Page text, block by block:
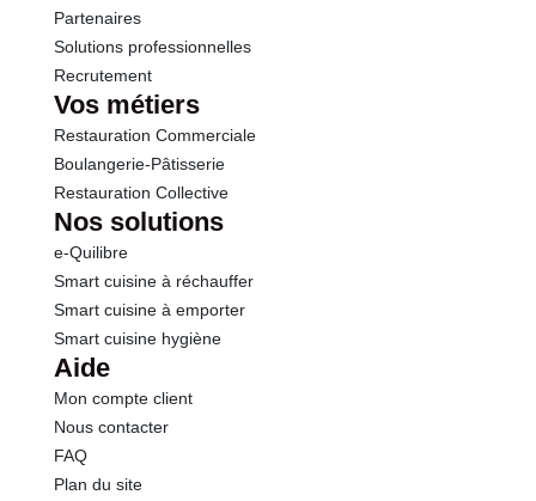
Partenaires
Solutions professionnelles
Recrutement
Vos métiers
Restauration Commerciale
Boulangerie-Pâtisserie
Restauration Collective
Nos solutions
e-Quilibre
Smart cuisine à réchauffer
Smart cuisine à emporter
Smart cuisine hygiène
Aide
Mon compte client
Nous contacter
FAQ
Plan du site